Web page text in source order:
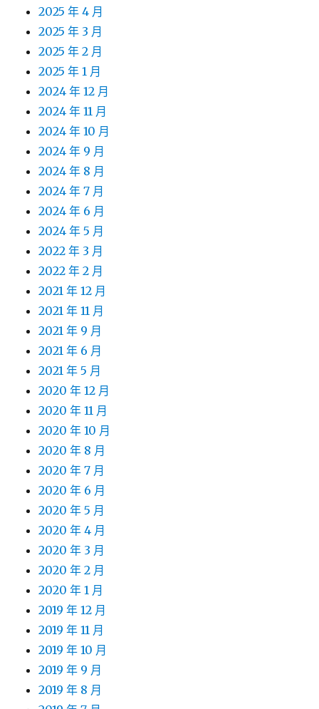
2025 年 4 月
2025 年 3 月
2025 年 2 月
2025 年 1 月
2024 年 12 月
2024 年 11 月
2024 年 10 月
2024 年 9 月
2024 年 8 月
2024 年 7 月
2024 年 6 月
2024 年 5 月
2022 年 3 月
2022 年 2 月
2021 年 12 月
2021 年 11 月
2021 年 9 月
2021 年 6 月
2021 年 5 月
2020 年 12 月
2020 年 11 月
2020 年 10 月
2020 年 8 月
2020 年 7 月
2020 年 6 月
2020 年 5 月
2020 年 4 月
2020 年 3 月
2020 年 2 月
2020 年 1 月
2019 年 12 月
2019 年 11 月
2019 年 10 月
2019 年 9 月
2019 年 8 月